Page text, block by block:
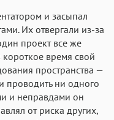
и засыпал
Их отвергали из-за
проект все же
время свой
пространства —
проводить ни одного
и неправдами он
от риска других,